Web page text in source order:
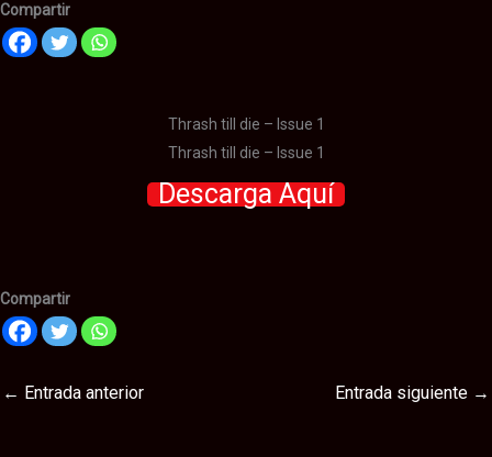
Compartir
Thrash till die – Issue 1
Thrash till die – Issue 1
Descarga Aquí
Compartir
← Entrada anterior Entrada siguiente →